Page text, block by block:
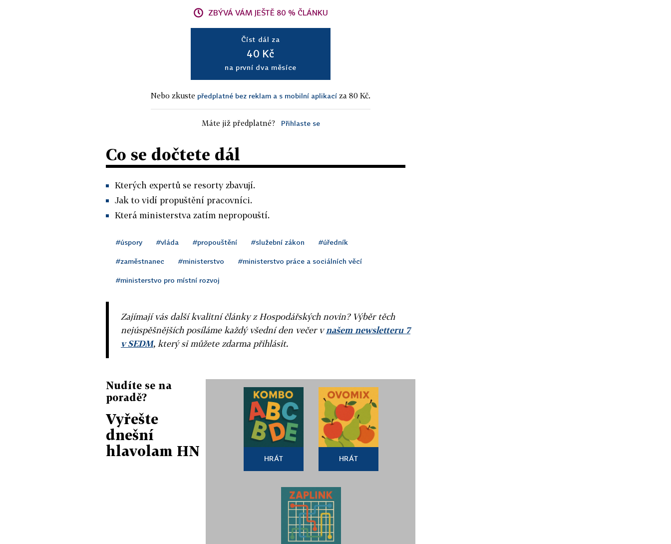
ZBÝVÁ VÁM JEŠTĚ 80 % ČLÁNKU
Číst dál za
40 Kč
na první dva měsíce
Nebo zkuste předplatné bez reklam a s mobilní aplikací za 80 Kč.
Máte již předplatné? Přihlaste se
Co se dočtete dál
Kterých expertů se resorty zbavují.
Jak to vidí propuštění pracovníci.
Která ministerstva zatím nepropouští.
#úspory #vláda #propouštění #služební zákon #úředník
#zaměstnanec #ministerstvo #ministerstvo práce a sociálních věcí
#ministerstvo pro místní rozvoj
Zajímají vás další kvalitní články z Hospodářských novin? Výběr těch
nejúspěšnějších posíláme každý všední den večer vnašem newsletteru 7
v SEDM, který si můžete zdarma přihlásit.
Nudíte se na
poradě?
Vyřešte
dnešní
hlavolam HN
HRÁT HRÁT